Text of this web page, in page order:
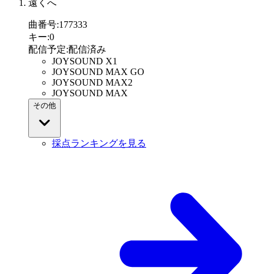
遠くへ
曲番号:177333
キー:0
配信予定:配信済み
JOYSOUND X1
JOYSOUND MAX GO
JOYSOUND MAX2
JOYSOUND MAX
その他
採点ランキングを見る